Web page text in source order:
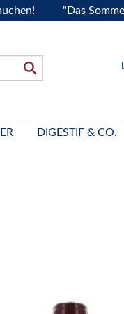
"Das Sommerfest
DIGESTIF & CO.